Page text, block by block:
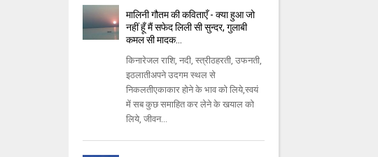
मालिनी गौतम की कविताएँ - क्या हुआ जो
नहीं हूँ मैं सफेद लिली सी सुन्दर, गुलाबी
कमल सी मादक…
किनारेजल राशि, नदी, स्त्रीठहरती, उफनती,
इठलातीअपने उदगम स्थल से
निकलतीएकाकार होने के भाव को लिये,स्वयं
में सब कुछ समाहित कर लेने के खयाल को
लिये, जीवन...